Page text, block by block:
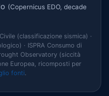
(Copernicus EDO, decade
(classificazione sismica) ·
· ISPRA Consumo di
Observatory (siccità
Europea, ricomposti per
fonti.